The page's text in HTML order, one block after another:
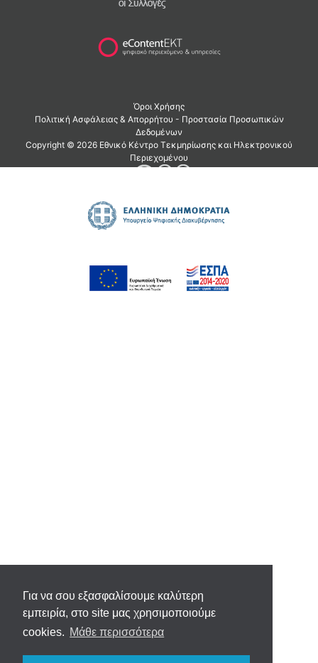
Για να σου εξασφαλίσουμε καλύτερη
εμπειρία, στο site μας χρησιμοποιούμε
cookies. Μάθε περισσότερα